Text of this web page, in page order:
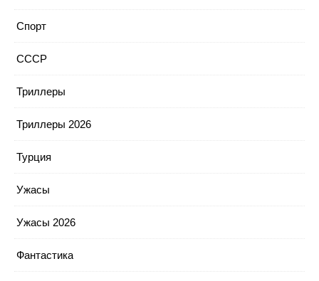
Спорт
СССР
Триллеры
Триллеры 2026
Турция
Ужасы
Ужасы 2026
Фантастика